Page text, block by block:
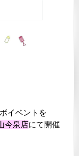
イベントを
今泉店にて開催